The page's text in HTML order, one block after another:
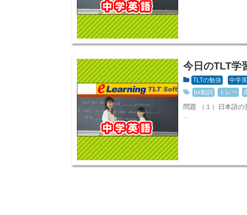
今日のTLT学
TLTの勉強
中学
be動詞
トレペ
問題 （１）日本語の